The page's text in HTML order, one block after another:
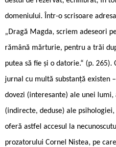
domeniului. Într-o scrisoare
„Dragă Magda, scriem adeseori
rămână mărturie, pentru a trăi
putea să fie și o datorie.“ (p.
jurnal cu multă substanță existen
dovezi (interesante) ale unei
(indirecte, deduse) ale
oferă astfel accesul la
prozatorului Cornel Nistea, pe